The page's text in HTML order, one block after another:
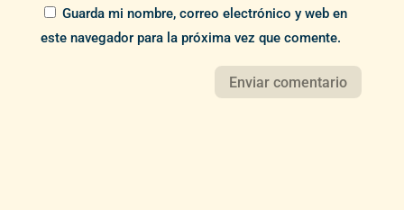
Guarda mi nombre, correo electrónico y web en
este navegador para la próxima vez que comente.